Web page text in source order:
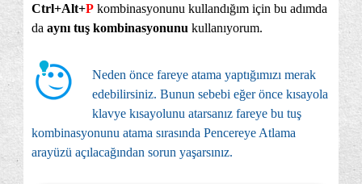
Ctrl+Alt+P kombinasyonunu kullandığım için bu adımda
da aynı tuş kombinasyonunu kullanıyorum.
Neden önce fareye atama yaptığımızı merak
edebilirsiniz. Bunun sebebi eğer önce kısayola
klavye kısayolunu atarsanız fareye bu tuş
kombinasyonunu atama sırasında Pencereye Atlama
arayüzü açılacağından sorun yaşarsınız.